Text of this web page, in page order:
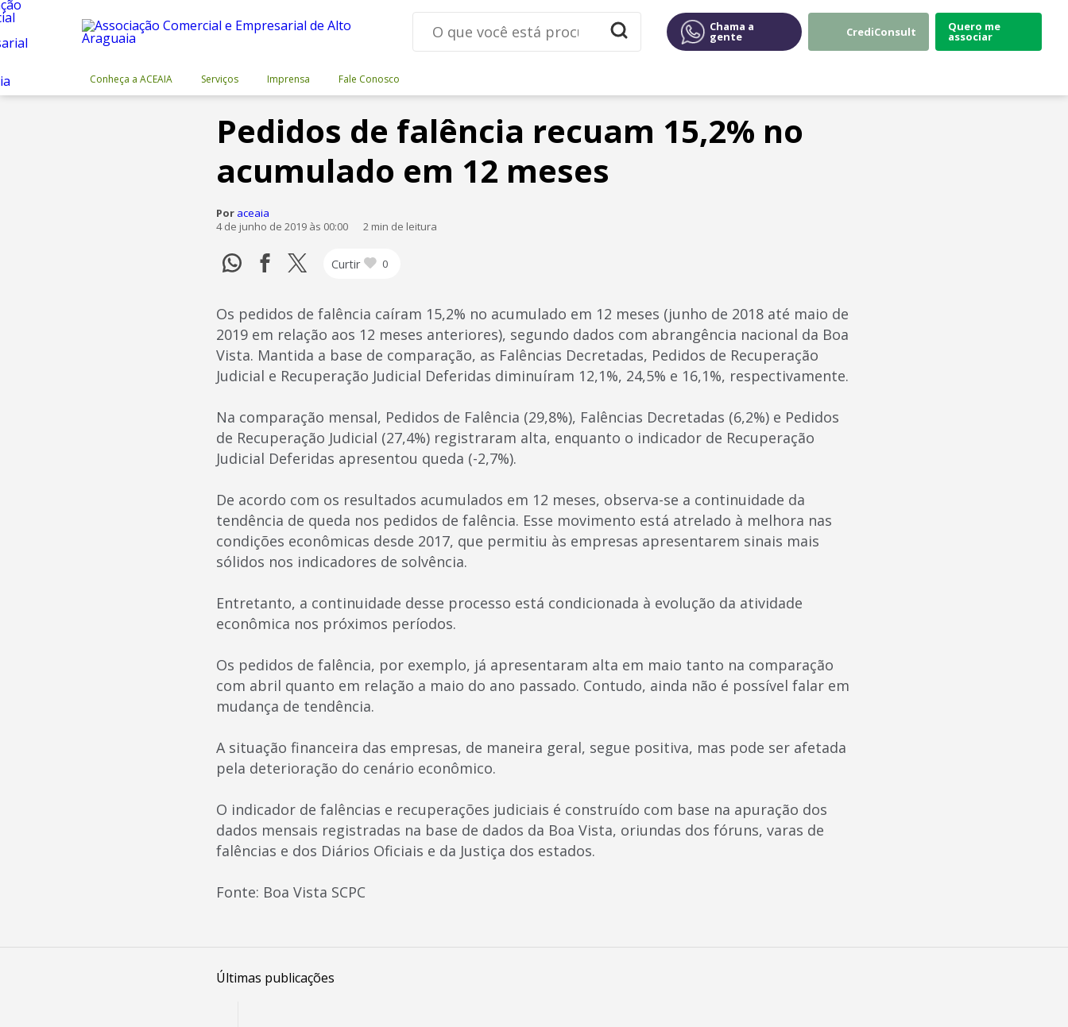
Chama a
gente CrediConsult Quero me
associar
Conheça a ACEAIA Serviços Imprensa Fale Conosco
Pedidos de falência recuam 15,2% no
acumulado em 12 meses
Por aceaia
4 de junho de 2019 às 00:00
2 min de leitura
Curtir 0
Os pedidos de falência caíram 15,2% no acumulado em 12 meses (junho de 2018 até maio de
2019 em relação aos 12 meses anteriores), segundo dados com abrangência nacional da Boa
Vista. Mantida a base de comparação, as Falências Decretadas, Pedidos de Recuperação
Judicial e Recuperação Judicial Deferidas diminuíram 12,1%, 24,5% e 16,1%, respectivamente.
Na comparação mensal, Pedidos de Falência (29,8%), Falências Decretadas (6,2%) e Pedidos
de Recuperação Judicial (27,4%) registraram alta, enquanto o indicador de Recuperação
Judicial Deferidas apresentou queda (-2,7%).
De acordo com os resultados acumulados em 12 meses, observa-se a continuidade da
tendência de queda nos pedidos de falência. Esse movimento está atrelado à melhora nas
condições econômicas desde 2017, que permitiu às empresas apresentarem sinais mais
sólidos nos indicadores de solvência.
Entretanto, a continuidade desse processo está condicionada à evolução da atividade
econômica nos próximos períodos.
Os pedidos de falência, por exemplo, já apresentaram alta em maio tanto na comparação
com abril quanto em relação a maio do ano passado. Contudo, ainda não é possível falar em
mudança de tendência.
A situação financeira das empresas, de maneira geral, segue positiva, mas pode ser afetada
pela deterioração do cenário econômico.
O indicador de falências e recuperações judiciais é construído com base na apuração dos
dados mensais registradas na base de dados da Boa Vista, oriundas dos fóruns, varas de
falências e dos Diários Oficiais e da Justiça dos estados.
Fonte: Boa Vista SCPC
Últimas publicações